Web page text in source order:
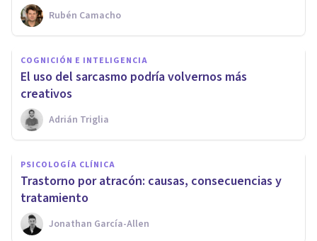
Rubén Camacho
COGNICIÓN E INTELIGENCIA
​El uso del sarcasmo podría volvernos más
creativos
Adrián Triglia
PSICOLOGÍA CLÍNICA
Trastorno por atracón: causas, consecuencias y
tratamiento
Jonathan García-Allen